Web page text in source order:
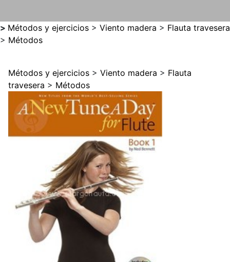
> Métodos y ejercicios > Viento madera > Flauta travesera
> Métodos
Métodos y ejercicios > Viento madera > Flauta
travesera > Métodos